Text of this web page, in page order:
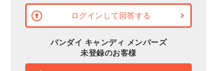
ログインして回答する
バンダイ キャンディ メンバーズ
未登録のお客様